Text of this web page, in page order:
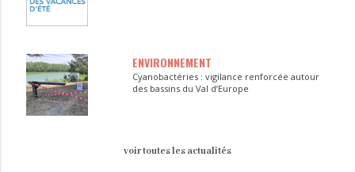
ENVIRONNEMENT
Cyanobactéries : vigilance renforcée autour
des bassins du Val d’Europe
voir toutes les actualités